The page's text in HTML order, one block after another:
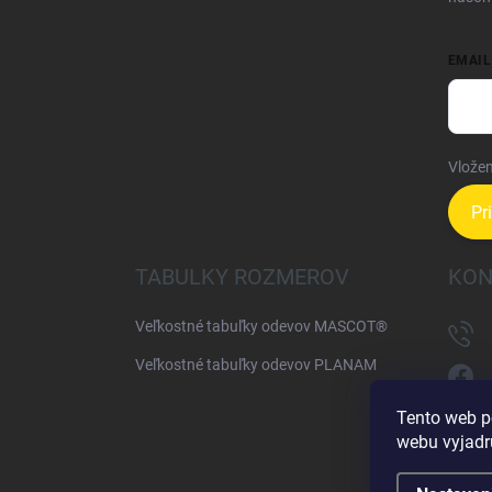
Tento web
webu
EMAIL
TABULKY ROZMEROV
Veľkostné tabuľky odevov MASCOT®
Veľkostné tabuľky odevov PLANAM